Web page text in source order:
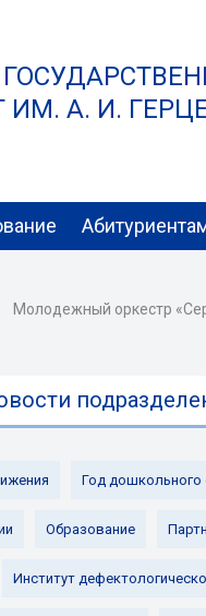
ИМ. А. И.
Молодежный оркестр
Год дошкольного
Образование
Институт